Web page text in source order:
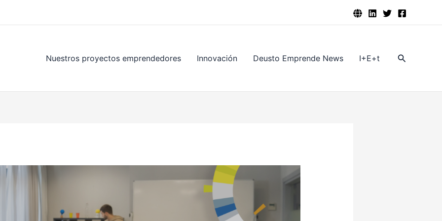
Nuestros proyectos emprendedores Innovación Deusto Emprende News I+E+t Buscar